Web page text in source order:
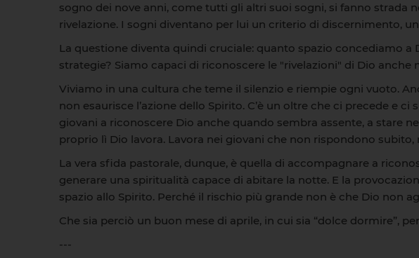
sogno dei nove anni, come tutti gli altri suoi sogni, si fanno
rivelazione. I sogni diventano per lui un criterio di discernimento,
La questione diventa quindi cruciale: quanto spazio concediamo
strategie? Siamo capaci di riconoscere le "rivelazioni" di Dio
Viviamo in una cultura che teme il silenzio e riempie ogni vuoto.
non esaurisce l’azione dello Spirito. C’è un oltre che ci precede e
giovani a riconoscere Dio anche quando sembra assente, a stare
proprio lì Dio lavora. Lavora nei giovani che non rispondono
La vera sfida pastorale, dunque, è quella di accompagnare a
generare una spiritualità capace di abitare la notte. E la
spazio allo Spirito. Perché il rischio più grande non è che Dio non
Che sia perciò un buon mese di aprile, in cui sia “dolce dormire”,
---